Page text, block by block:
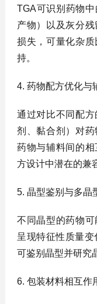
TGA可识别药物
产物）以及灰分
损失，可量化杂
持‌。
4. ‌药物配方优化与
通过对比不同配
剂、黏合剂）对
药物与辅料间的
方设计中潜在的兼
5. ‌晶型鉴别与多晶
不同晶型的药物
呈现特征性质量变
可鉴别晶型并研究
6. ‌包装材料相互作